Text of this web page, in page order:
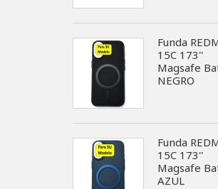
Funda
15C 173''
Magsafe
NEGRO
Funda
15C 173''
Magsafe
AZUL